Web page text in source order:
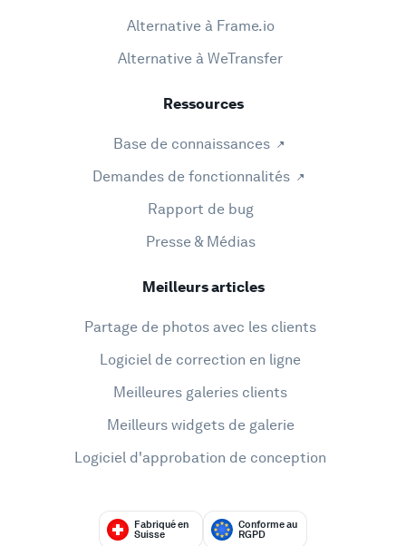
Alternative à Frame.io
Alternative à WeTransfer
Ressources
Base de connaissances
Demandes de fonctionnalités
Rapport de bug
Presse & Médias
Meilleurs articles
Partage de photos avec les clients
Logiciel de correction en ligne
Meilleures galeries clients
Meilleurs widgets de galerie
Logiciel d'approbation de conception
Fabriqué en
Suisse
Conforme au
RGPD